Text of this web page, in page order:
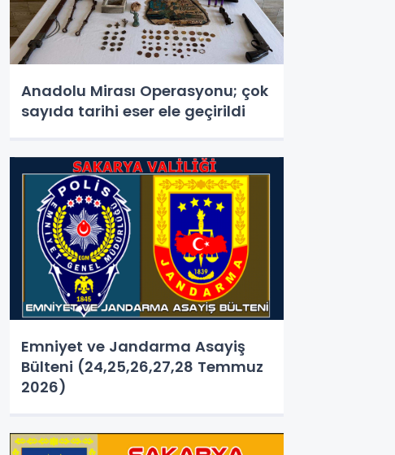
Anadolu Mirası Operasyonu; çok
sayıda tarihi eser ele geçirildi
Emniyet ve Jandarma Asayiş
Bülteni (24,25,26,27,28 Temmuz
2026)